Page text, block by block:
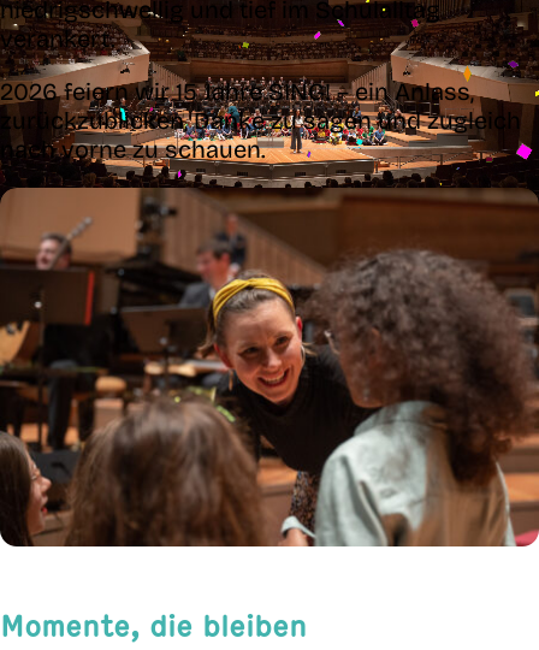
niedrigschwellig und tief im Schulalltag
verankert.
2026 feiern wir 15 Jahre SING! – ein Anlass,
zurückzublicken, Danke zu sagen und zugleich
nach vorne zu schauen.
Momente, die bleiben